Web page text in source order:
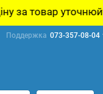
у
Поддержка 073-357-08-04